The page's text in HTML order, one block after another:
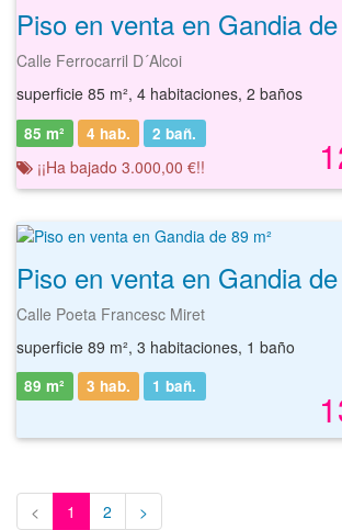
Piso en venta en Gandia
Calle Ferrocarril D´Alcoi
superficie 85 m², 4 habitaciones, 2 baños
85 m² 4 hab. 2 bañ.
¡¡Ha bajado 3.000,00 €!!
Piso en venta en Gandia
Calle Poeta Francesc Miret
superficie 89 m², 3 habitaciones, 1 baño
89 m² 3 hab. 1 bañ.
< 1 2 >